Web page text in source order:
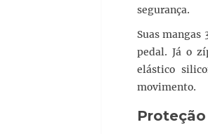
segurança.
Suas
pedal. Já o
elástico
movimento.